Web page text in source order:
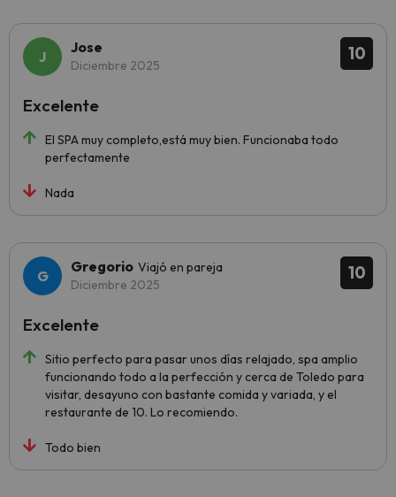
10
Jose
Diciembre 2025
El SPA muy completo,está muy bien. Funcionaba todo
perfectamente
Nada
Excelente
10
Gregorio Viajó en pareja
Diciembre 2025
Sitio perfecto para pasar unos días relajado, spa amplio
funcionando todo a la perfección y cerca de Toledo para
visitar, desayuno con bastante comida y variada, y el
restaurante de 10. Lo recomiendo.
Todo bien
Excelente